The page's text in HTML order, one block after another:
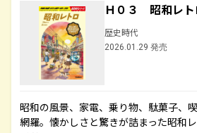
Ｈ０３ 昭和レト
歴史時代
2026.01.29 発売
昭和の風景、家電、乗り物、駄菓子、
網羅。懐かしさと驚きが詰まった昭和